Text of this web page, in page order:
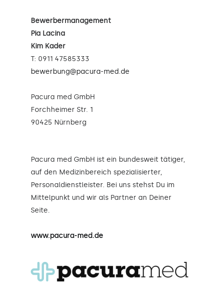
Bewerbermanagement
Pia Lacina
Kim Kader
T: 0911 47585333
bewerbung@pacura-med.de
Pacura med GmbH
Forchheimer Str. 1
90425 Nürnberg
Pacura med GmbH ist ein bundesweit tätiger,
auf den Medizinbereich spezialisierter,
Personaldienstleister. Bei uns stehst Du im
Mittelpunkt und wir als Partner an Deiner
Seite.
www.pacura-med.de